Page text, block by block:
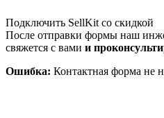
Подключить SellKit со скидкой
После отправки формы наш
свяжется с вами и
Ошибка: Контактная форма не